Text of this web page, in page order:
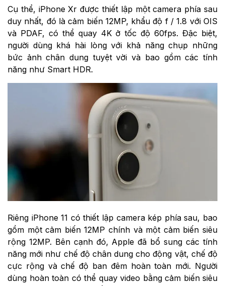
Cụ thể, iPhone Xr được thiết lập một camera phía sau
duy nhất, đó là cảm biến 12MP, khẩu độ f / 1.8 với OIS
và PDAF, có thể quay 4K ở tốc độ 60fps. Đặc biệt,
người dùng khá hài lòng với khả năng chụp những
bức ảnh chân dung tuyệt vời và bao gồm các tính
năng như Smart HDR.
Riêng iPhone 11 có thiết lập camera kép phía sau, bao
gồm một cảm biến 12MP chính và một cảm biến siêu
rộng 12MP. Bên cạnh đó, Apple đã bổ sung các tính
năng mới như chế độ chân dung cho động vật, chế độ
cực rộng và chế độ ban đêm hoàn toàn mới. Người
dùng hoàn toàn có thể quay video bằng cảm biến siêu